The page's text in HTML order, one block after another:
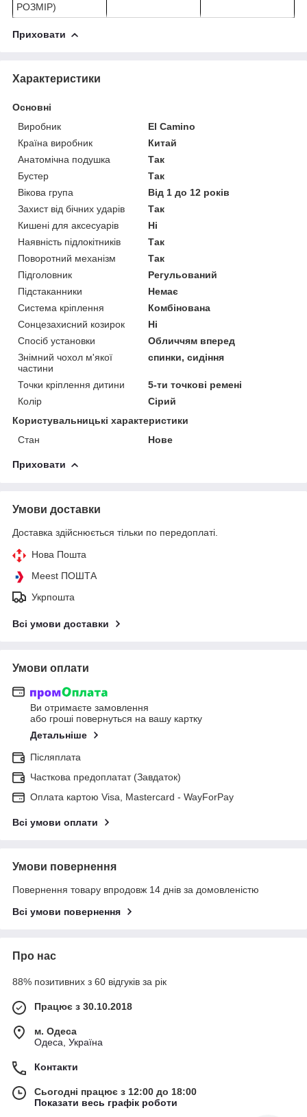
РОЗМІР)
Приховати
Характеристики
Основні
Виробник
El Camino
Країна виробник
Китай
Анатомічна подушка
Так
Бустер
Так
Вікова група
Від 1 до 12 років
Захист від бічних ударів
Так
Кишені для аксесуарів
Ні
Наявність підлокітників
Так
Поворотний механізм
Так
Підголовник
Регульований
Підстаканники
Немає
Система кріплення
Комбінована
Сонцезахисний козирок
Ні
Спосіб установки
Обличчям вперед
Знімний чохол м'якої
частини
спинки, сидіння
Точки кріплення дитини
5-ти точкові ремені
Колір
Сірий
Користувальницькі характеристики
Стан
Нове
Приховати
Умови доставки
Доставка здійснюється тільки по передоплаті.
Нова Пошта
Meest ПОШТА
Укрпошта
Всі умови доставки
Умови оплати
Ви отримаєте замовлення
або гроші повернуться на вашу картку
Детальніше
Післяплата
Часткова предоплатат (Завдаток)
Оплата картою Visa, Mastercard - WayForPay
Всі умови оплати
Умови повернення
Повернення товару впродовж 14 днів за домовленістю
Всі умови повернення
Про нас
88% позитивних з 60 відгуків за рік
Працює з 30.10.2018
м. Одеса
Одеса, Україна
Контакти
Сьогодні працює з 12:00 до 18:00
Показати весь графік роботи